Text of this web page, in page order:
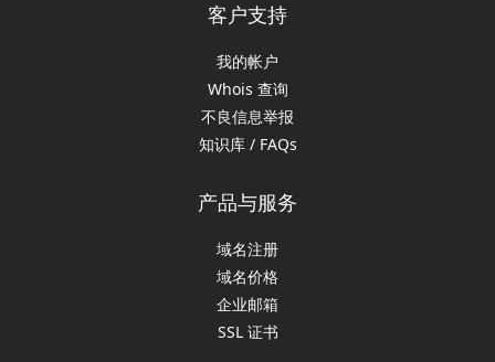
客户支持
我的帐户
Whois 查询
不良信息举报
知识库 / FAQs
产品与服务
域名注册
域名价格
企业邮箱
SSL 证书